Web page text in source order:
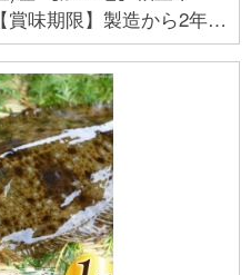
賞味期限】製造から2年
者】株式会社兼由 北海
売者】株式会社兼由 北